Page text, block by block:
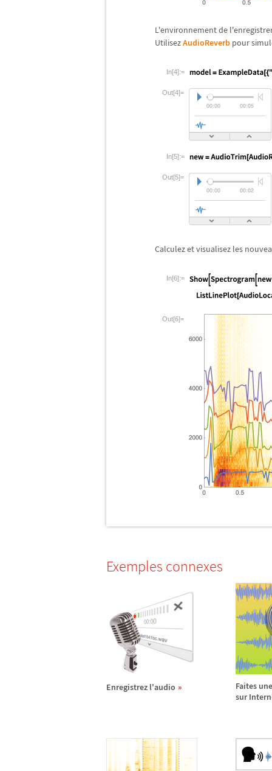
L'environnement de
UtilisezAudioReverb pour
In[4]:=
Out[4]=
In[5]:=
Out[5]=
Calculez et visualisez les
In[6]:=
Out[6]=
Exemples connexes
Enregistrez l'audio
Faites
sur